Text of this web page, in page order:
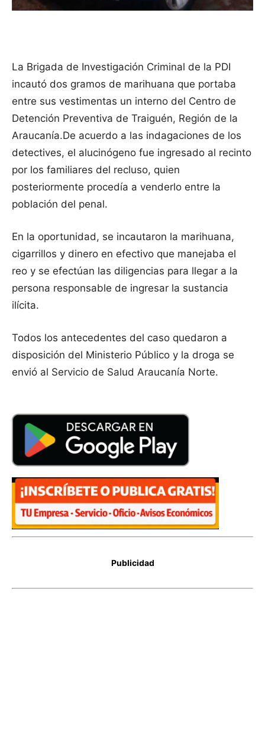
La Brigada de Investigación Criminal de la PDI
incautó dos gramos de marihuana que portaba
entre sus vestimentas un interno del Centro de
Detención Preventiva de Traiguén, Región de la
Araucanía.De acuerdo a las indagaciones de los
detectives, el alucinógeno fue ingresado al recinto
por los familiares del recluso, quien
posteriormente procedía a venderlo entre la
población del penal.
En la oportunidad, se incautaron la marihuana,
cigarrillos y dinero en efectivo que manejaba el
reo y se efectúan las diligencias para llegar a la
persona responsable de ingresar la sustancia
ilícita.
Todos los antecedentes del caso quedaron a
disposición del Ministerio Público y la droga se
envió al Servicio de Salud Araucanía Norte.
Publicidad